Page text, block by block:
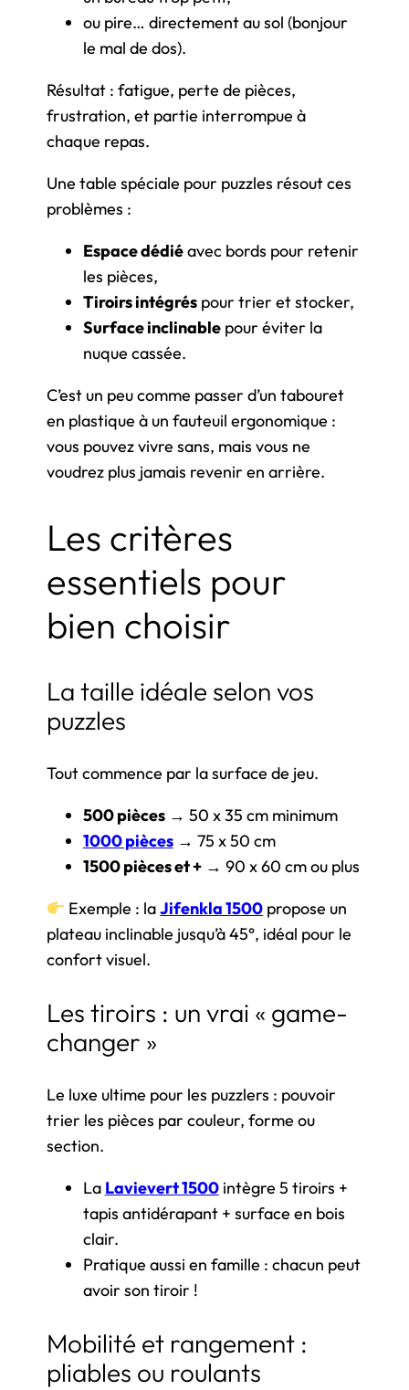
ou pire… directement au sol (bonjour
le mal de dos).
Résultat : fatigue, perte de pièces,
frustration, et partie interrompue à
chaque repas.
Une table spéciale pour puzzles résout ces
problèmes :
Espace dédiéavec bords pour retenir
les pièces,
Tiroirs intégréspour trier et stocker,
Surface inclinablepour éviter la
nuque cassée.
C’est un peu comme passer d’un tabouret
en plastique à un fauteuil ergonomique :
vous pouvez vivre sans, mais vous ne
voudrez plus jamais revenir en arrière.
Les critères
essentiels pour
bien choisir
La taille idéale selon vos
puzzles
Tout commence par la surface de jeu.
500 pièces→ 50 x 35 cm minimum
1000 pièces→ 75 x 50 cm
1500 pièces et +→ 90 x 60 cm ou plus
Exemple : laJifenkla 1500 propose un
plateau inclinable jusqu’à 45°, idéal pour le
confort visuel.
Les tiroirs : un vrai « game-
changer »
Le luxe ultime pour les puzzlers : pouvoir
trier les pièces par couleur, forme ou
section.
La Lavievert 1500intègre 5 tiroirs +
tapis antidérapant + surface en bois
clair.
Pratique aussi en famille : chacun peut
avoir son tiroir !
Mobilité et rangement :
pliables ou roulants